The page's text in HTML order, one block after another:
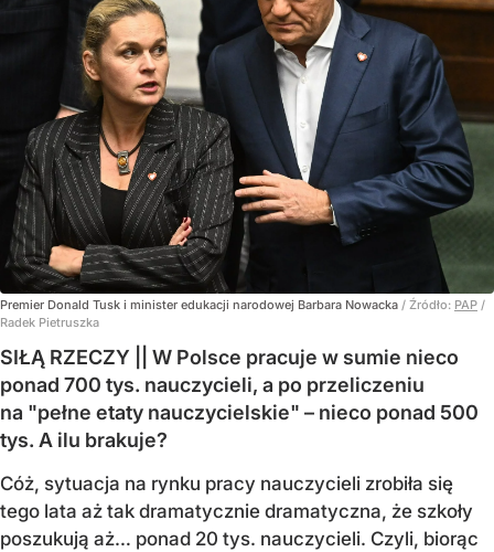
Premier Donald Tusk i minister edukacji narodowej Barbara Nowacka / Źródło: PAP /
Radek Pietruszka
SIŁĄ RZECZY || W Polsce pracuje w sumie nieco
ponad 700 tys. nauczycieli, a po przeliczeniu
na "pełne etaty nauczycielskie" – nieco ponad 500
tys. A ilu brakuje?
Cóż, sytuacja na rynku pracy nauczycieli zrobiła się
tego lata aż tak dramatycznie dramatyczna, że szkoły
poszukują aż… ponad 20 tys. nauczycieli. Czyli, biorąc